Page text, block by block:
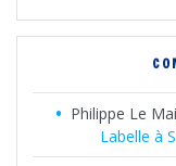
Philippe Le
Labelle à